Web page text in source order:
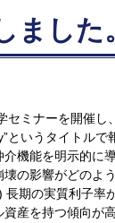
ました
セミナーを開催
というタイトルで
機能を明示的に
の影響がどのよ
期の実質利子率
産を持つ傾向が